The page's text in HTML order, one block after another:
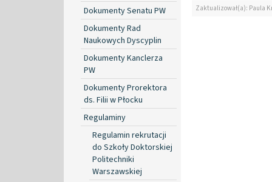
Dokumenty Senatu PW
Dokumenty Rad
Naukowych Dyscyplin
Dokumenty Kanclerza
PW
Dokumenty Prorektora
ds. Filii w Płocku
Regulaminy
Regulamin rekrutacji
do Szkoły Doktorskiej
Politechniki
Warszawskiej
Zaktualizował(a): Paula